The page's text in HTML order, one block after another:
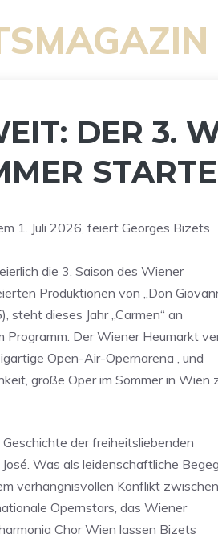
DER 3.
1. Juli 2026, feiert Georges Bizets
die 3. Saison des Wiener
Produktionen von „Don
steht dieses Jahr „Carmen“ an
Programm. Der Wiener Heumarkt
Open-Air-Opernarena , und
große Oper im Sommer in Wien
der freiheitsliebenden
Was als leidenschaftliche
verhängnisvollen Konflikt zwischen
Opernstars, das Wiener
Chor Wien lassen Bizets